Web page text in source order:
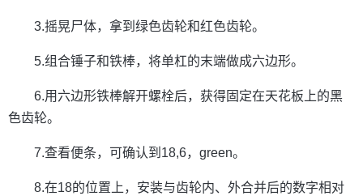
3.摇晃尸体，拿到绿色齿轮和红色齿轮。
5.组合锤子和铁棒，将单杠的末端做成六边形。
6.用六边形铁棒解开螺栓后，获得固定在天花板上的黑
色齿轮。
7.查看便条，可确认到18,6，green。
8.在18的位置上，安装与齿轮内、外合并后的数字相对